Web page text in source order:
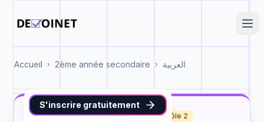
Accueil › 2ème année secondaire › العربية
S'inscrire gratuitement
عربية 2ème année Sciences contrôle 2